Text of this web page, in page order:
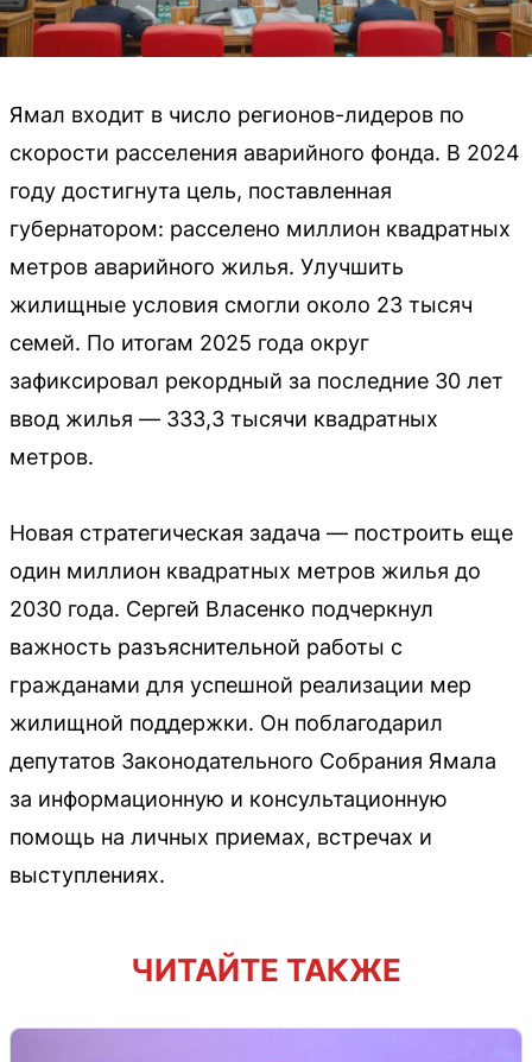
Ямал входит в число регионов-лидеров по
скорости расселения аварийного фонда. В 2024
году достигнута цель, поставленная
губернатором: расселено миллион квадратных
метров аварийного жилья. Улучшить
жилищные условия смогли около 23 тысяч
семей. По итогам 2025 года округ
зафиксировал рекордный за последние 30 лет
ввод жилья — 333,3 тысячи квадратных
метров.
Новая стратегическая задача — построить еще
один миллион квадратных метров жилья до
2030 года. Сергей Власенко подчеркнул
важность разъяснительной работы с
гражданами для успешной реализации мер
жилищной поддержки. Он поблагодарил
депутатов Законодательного Собрания Ямала
за информационную и консультационную
помощь на личных приемах, встречах и
выступлениях.
ЧИТАЙТЕ ТАКЖЕ